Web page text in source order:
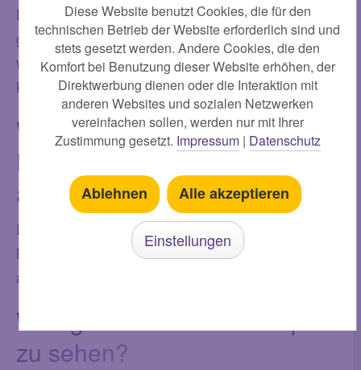
Der Edfu-Tempel ist dem Falkengott Horus
geweiht, der in der ägyptischen Mythologie eine
wichtige Rolle spielte und als Schutzpatron des
Königs und des Landes galt.
Was ist die Bedeutung des
Edfu-Tempels in der
ägyptischen Geschichte?
Der Edfu-Tempel hatte nicht nur eine religiöse
Bedeutung als Tempel des Horus, sondern diente
auch als politisches und wirtschaftliches Zentrum.
Was gibt es am Edfu-Tempel
zu sehen?
Diese Website benutzt Cookies, die für den
technischen Betrieb der Website erforderlich sind und
stets gesetzt werden. Andere Cookies, die den
Komfort bei Benutzung dieser Website erhöhen, der
Direktwerbung dienen oder die Interaktion mit
anderen Websites und sozialen Netzwerken
vereinfachen sollen, werden nur mit Ihrer
Zustimmung gesetzt. Impressum| Datenschutz
Ablehnen Alle akzeptieren
Einstellungen